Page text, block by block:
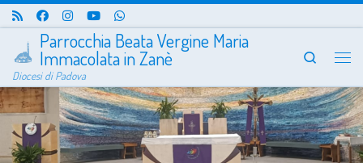
Passa al contenuto
Parrocchia Beata Vergine Maria
Immacolata in Zanè
Diocesi di Padova
Search